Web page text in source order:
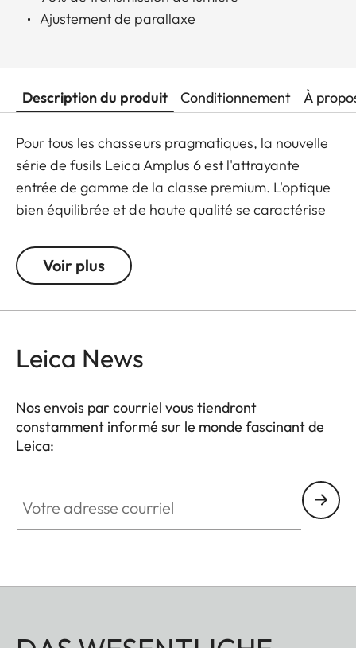
Ajustement de parallaxe
Description du produit Conditionnement À
Pour tous les chasseurs pragmatiques, la nouvelle
série de fusils Leica Amplus 6 est l'attrayante
entrée de gamme de la classe premium. L'optique
bien équilibrée et de haute qualité se caractérise
6x, une grande pupille de sortie et un large champ
de vision. La conception robuste fait du Leica
défavorables. Le toucher de haute qualité des
sûre et flexible au moment décisif.
Voir plus
Leica News
Nos envois par courriel vous tiendront
constamment informé sur le monde fascinant de
Leica: